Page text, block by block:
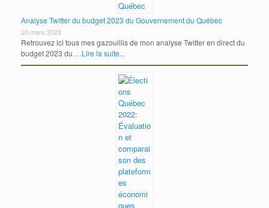
Analyse Twitter du budget 2023 du Gouvernement du Québec
20 mars 2023
Retrouvez ici tous mes gazouillis de mon analyse Twitter en direct du
budget 2023 du …Lire la suite...